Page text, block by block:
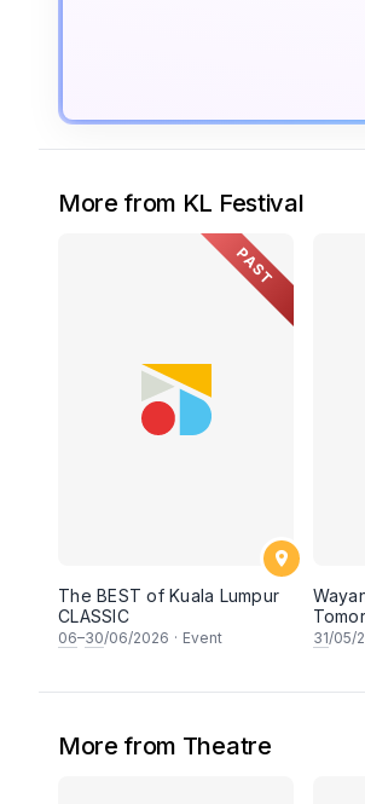
More from KL Festival
PAST
The BEST of Kuala Lumpur
CLASSIC
06–30/06/2026 · Event 31/05/
More from Theatre